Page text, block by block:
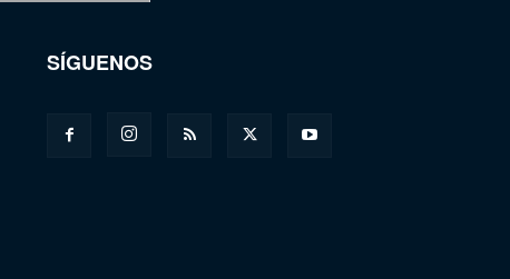
SÍGUENOS